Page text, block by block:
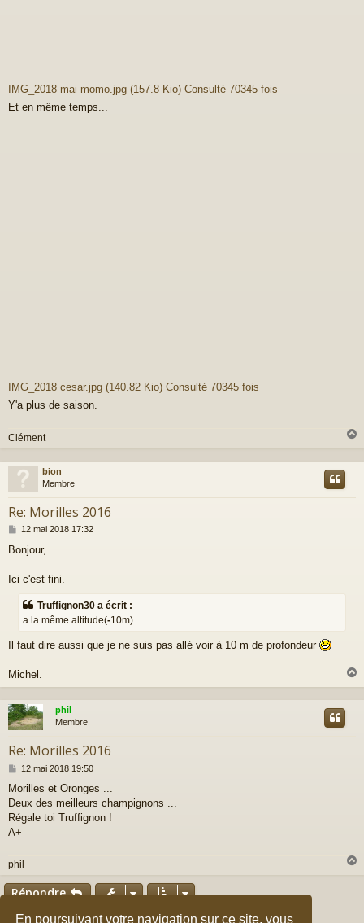
En poursuivant votre navigation sur ce site, vous
IMG_2018 mai momo.jpg (157.8 Kio) Consulté 70345 fois
Et en même temps...
IMG_2018 cesar.jpg (140.82 Kio) Consulté 70345 fois
Y'a plus de saison.
Clément
u
bion
Membre
Re: Morilles 2016
M
s
a
12 mai 2018 17:32
Bonjour,
Ici c'est fini.
Truffignon30 a écrit :
a la même altitude(-10m)
Il faut dire aussi que je ne suis pas allé voir à 10 m de profondeur
Michel.
a
phil
Membre
Re: Morilles 2016
M
s
s
a
g
12 mai 2018 19:50
Morilles et Oronges ...
Deux des meilleurs champignons ...
Régale toi Truffignon !
A+
phil
Répondre
148 messages Page10sur10
…